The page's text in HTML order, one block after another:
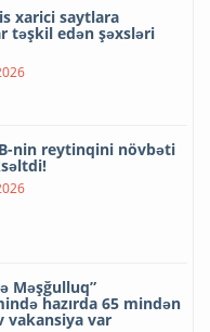
xarici saytlara
təşkil edən şəxsləri
nin reytinqini növbəti
Məşğulluq”
hazırda 65 mindən
vakansiya var